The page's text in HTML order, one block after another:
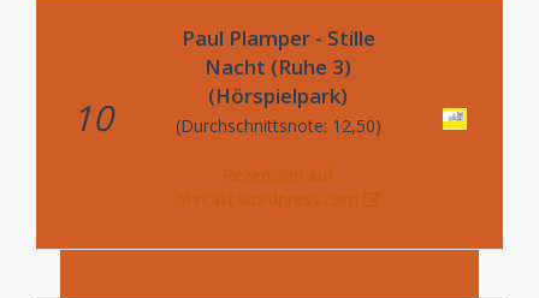
10
Paul Plamper - Stille
Nacht (Ruhe 3)
(Hörspielpark)
(Durchschnittsnote: 12,50)
Rezension auf
ohrcast.wordpress.com